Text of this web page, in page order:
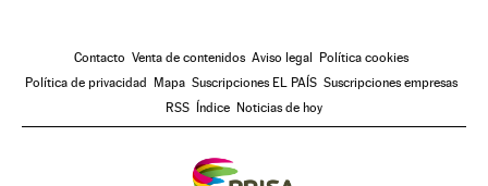
Contacto Venta de contenidos Aviso legal
Política cookies
Política de privacidad
Mapa Suscripciones EL PAÍS Suscripciones empresas
RSS
Índice Noticias de hoy